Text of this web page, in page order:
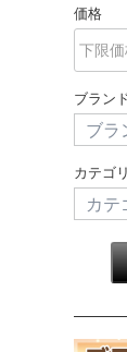
価格
ブラン
カテゴリ